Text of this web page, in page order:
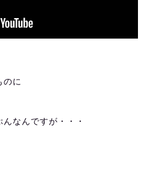
のに
なんですが・・・